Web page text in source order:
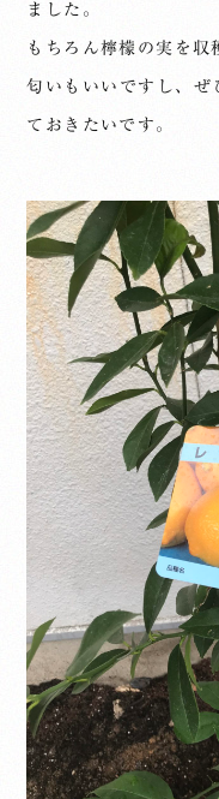
ました。
もちろん檸檬の実を収
匂いもいいですし、ぜ
ておきたいです。